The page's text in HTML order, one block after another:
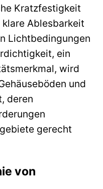
Kratzfestigkeit
Ablesbarkeit
Lichtbedingungen
ein
wird
und
deren
gerecht
von